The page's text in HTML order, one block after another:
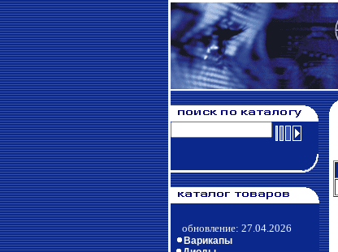
обновление: 27.04.2026
Варикапы